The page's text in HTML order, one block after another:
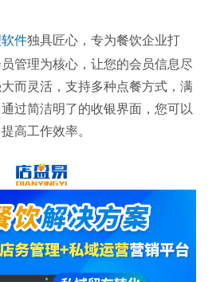
件独具匠心，专为餐饮企业打
管理为核心，让您的会员信息尽
而灵活，支持多种点餐方式，满
过简洁明了的收银界面，您可以
高工作效率。